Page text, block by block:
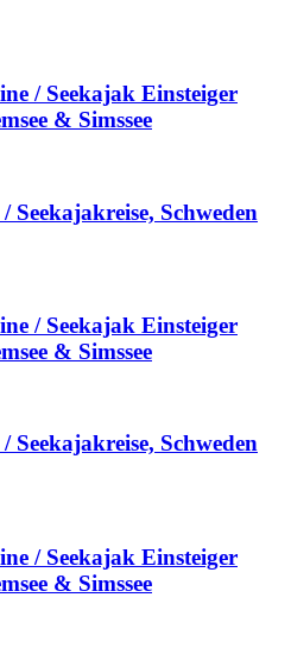
/ Seekajak Einsteiger
& Simssee
Seekajakreise, Schweden
/ Seekajak Einsteiger
& Simssee
Seekajakreise, Schweden
/ Seekajak Einsteiger
& Simssee